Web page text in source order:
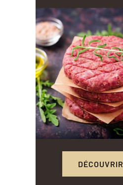
DÉCOUVRIR